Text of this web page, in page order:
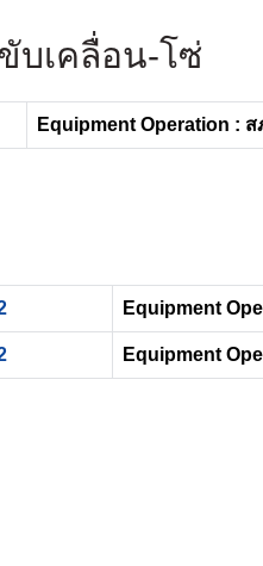
บเคลื่อน-โซ่
Equipment Operation :
Equipment
Equipment